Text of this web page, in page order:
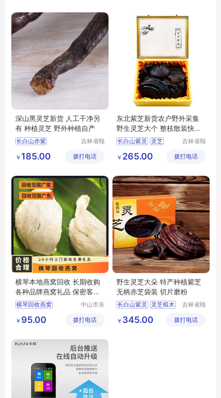
深山黑灵芝新货 人工干净另
有 种植灵芝 野外种植自产
长白山赤紫
吉林省颐
有限公司
￥ 185.00 拨打电话
东北紫芝新货农户野外采集
野生灵芝大个 整枝散装快递
包邮
长白山紫灵
灵芝
吉林省颐
有限公司
￥ 265.00 拨打电话
横琴本地燕窝回收 长期收购
各种品牌燕窝礼品 保密客户
快速打款
横琴回收燕窝
中山市东
业商行
￥ 95.00 拨打电话
野生灵芝大朵 特产种植紫芝
无柄赤芝袋装 切片磨粉
长白山紫灵
灵芝椴木
吉林省颐
有限公司
￥ 345.00 拨打电话